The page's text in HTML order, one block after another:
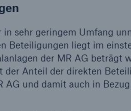
in sehr geringem Umfang
Beteiligungen liegt im
der MR AG beträgt
der Anteil der direkten
AG und damit auch in